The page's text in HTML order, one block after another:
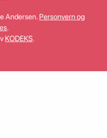
Andersen. Personvern og
.
KODEKS.